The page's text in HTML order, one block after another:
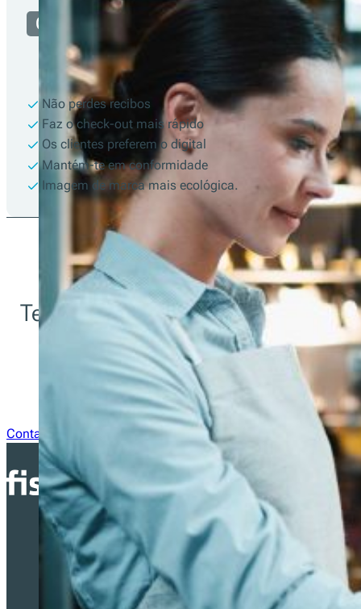
Comerciante
Não perdes recibos
Faz o check-out mais rápido
Os clientes preferem o digital
Mantém-te em conformidade
Imagem de marca mais ecológica.
Tens dúvidas sobre a integração? A
equipa técnica está apenas a
mensagem de distância.
Contacta-nos